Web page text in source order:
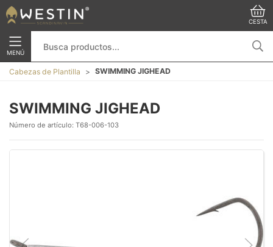
CESTA
MENÚ
Cabezas de Plantilla SWIMMING JIGHEAD
SWIMMING JIGHEAD
Número de artículo: T68-006-103